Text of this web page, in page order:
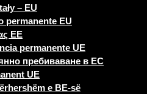
– EU
permanente EU
ΕΕ
permanente UE
пребиваване в ЕС
UE
e BE-së